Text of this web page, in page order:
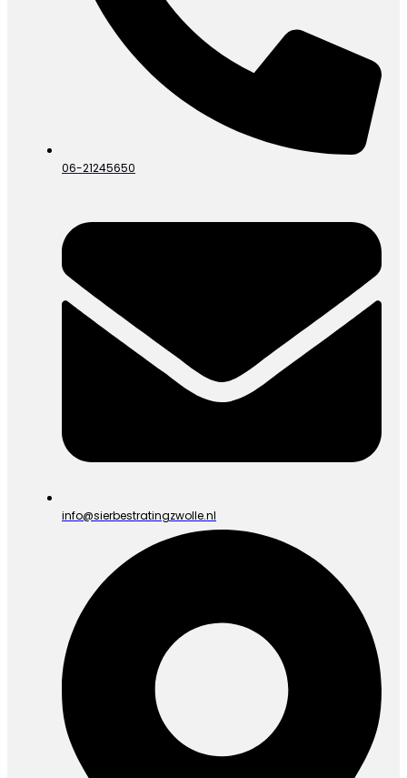
06-21245650
info@sierbestratingzwolle.nl